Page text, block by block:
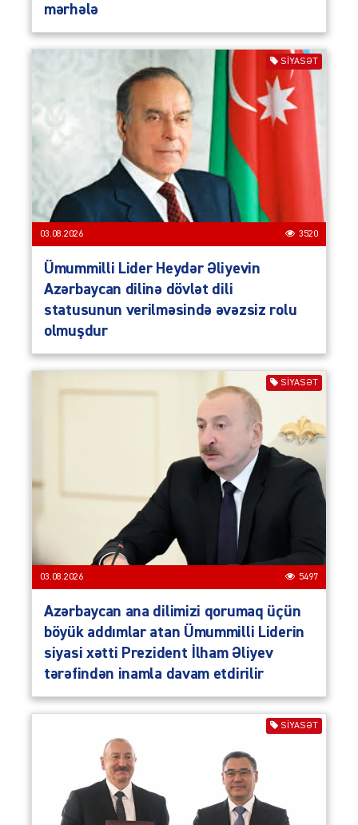
mərhələ
SIYASƏT
03.08.2026 3520
Ümummilli Lider Heydər Əliyevin
Azərbaycan dilinə dövlət dili
statusunun verilməsində əvəzsiz rolu
olmuşdur
SIYASƏT
03.08.2026 5497
Azərbaycan ana dilimizi qorumaq üçün
böyük addımlar atan Ümummilli Liderin
siyasi xətti Prezident İlham Əliyev
tərəfindən inamla davam etdirilir
SIYASƏT